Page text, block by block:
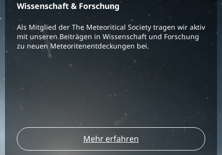
Wissenschaft & Forschung
Als Mitglied der The Meteoritical Society tragen wir aktiv
mit unseren Beiträgen in Wissenschaft und Forschung
zu neuen Meteoritenentdeckungen bei.
Mehr erfahren